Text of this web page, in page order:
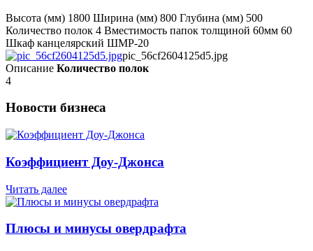
Высота (мм) 1800 Ширина (мм) 800 Глубина (мм) 500
Количество полок 4 Вместимость папок толщиной 60мм 60
Шкаф канцелярский ШМР-20
pic_56cf2604125d5.jpg
Описание Количество полок
4
Новости бизнеса
Коэффициент Доу-Джонса
Читать далее
Плюсы и минусы овердрафта